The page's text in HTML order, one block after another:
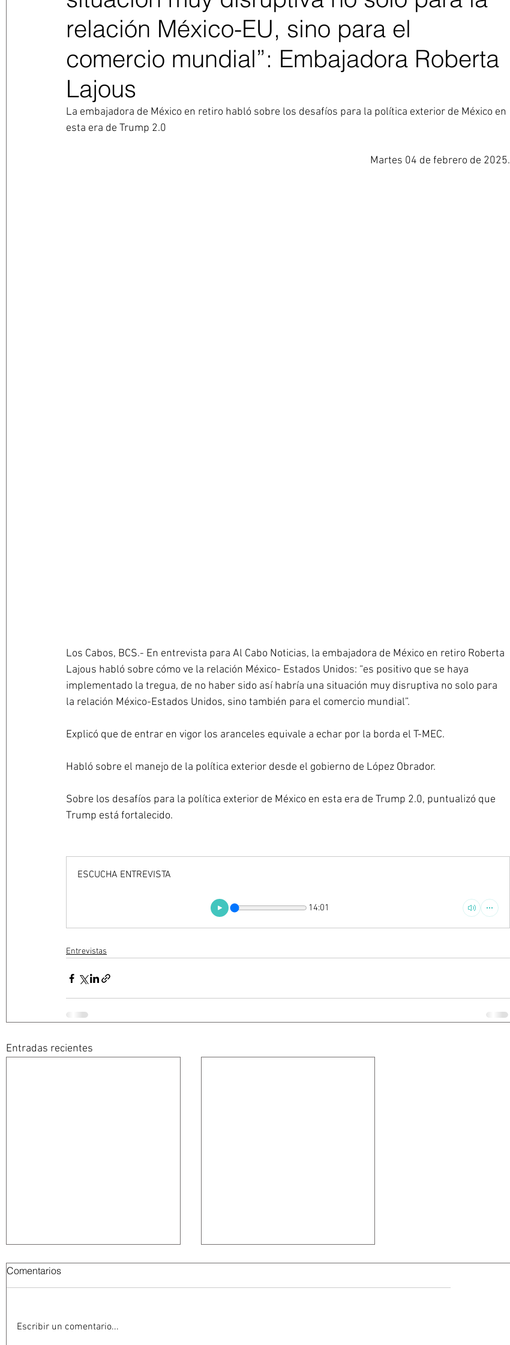
relación México-EU, sino para el
comercio mundial”: Embajadora Roberta
Lajous
La embajadora de México en retiro habló sobre los desafíos para la política exterior de México en
esta era de Trump 2.0
Martes 04 de febrero de 2025.
Los Cabos, BCS.- En entrevista para Al Cabo Noticias, la embajadora de México en retiro Roberta
Lajous habló sobre cómo ve la relación México- Estados Unidos: “es positivo que se haya
implementado la tregua, de no haber sido así habría una situación muy disruptiva no solo para
la relación México-Estados Unidos, sino también para el comercio mundial”.
Explicó que de entrar en vigor los aranceles equivale a echar por la borda el T-MEC.
Habló sobre el manejo de la política exterior desde el gobierno de López Obrador.
Sobre los desafíos para la política exterior de México en esta era de Trump 2.0, puntualizó que
Trump está fortalecido.
ESCUCHA ENTREVISTA
14:01
Entrevistas
Entradas recientes
Comentarios
Escribir un comentario...